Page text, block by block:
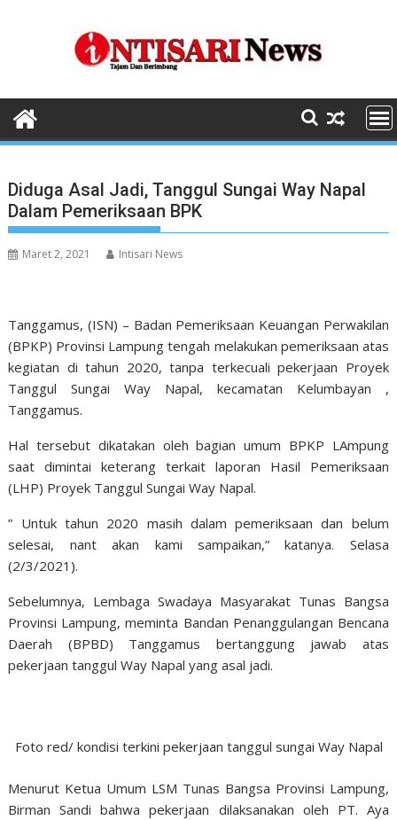
Diduga Asal Jadi, Tanggul Sungai Way Napal
Dalam Pemeriksaan BPK
Maret 2, 2021 Intisari News
Tanggamus, (ISN) – Badan Pemeriksaan Keuangan Perwakilan
(BPKP) Provinsi Lampung tengah melakukan pemeriksaan atas
kegiatan di tahun 2020, tanpa terkecuali pekerjaan Proyek
Tanggul Sungai Way Napal, kecamatan Kelumbayan ,
Tanggamus.
Hal tersebut dikatakan oleh bagian umum BPKP LAmpung
saat dimintai keterang terkait laporan Hasil Pemeriksaan
(LHP) Proyek Tanggul Sungai Way Napal.
” Untuk tahun 2020 masih dalam pemeriksaan dan belum
selesai, nant akan kami sampaikan,” katanya. Selasa
(2/3/2021).
Sebelumnya, Lembaga Swadaya Masyarakat Tunas Bangsa
Provinsi Lampung, meminta Bandan Penanggulangan Bencana
Daerah (BPBD) Tanggamus bertanggung jawab atas
pekerjaan tanggul Way Napal yang asal jadi.
Foto red/ kondisi terkini pekerjaan tanggul sungai Way Napal
Menurut Ketua Umum LSM Tunas Bangsa Provinsi Lampung,
Birman Sandi bahwa pekerjaan dilaksanakan oleh PT. Aya